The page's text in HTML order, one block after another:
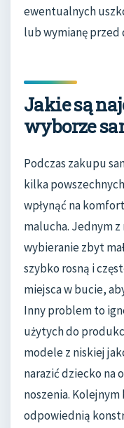
ewentualnych
lub wymianę przed
Jakie są
wyborze
Podczas zakupu
kilka
wpłynąć na
malucha. Jednym
wybieranie zbyt
szybko rosną i
miejsca w bucie,
Inny problem to
użytych do
modele z niskiej
narazić dziecko na
noszenia.
odpowiednią